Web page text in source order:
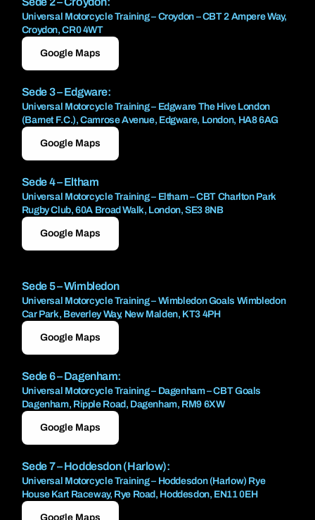
Universal Motorcycle Training – Croydon – CBT 2 Ampere Way,
Croydon, CR0 4WT
Google Maps
Sede 3 – Edgware:
Universal Motorcycle Training – Edgware The Hive London
(Barnet F.C.), Camrose Avenue, Edgware, London, HA8 6AG
Google Maps
Sede 4 – Eltham
Universal Motorcycle Training – Eltham – CBT Charlton Park
Rugby Club, 60A Broad Walk, London, SE3 8NB
Google Maps
Sede 5 – Wimbledon
Universal Motorcycle Training – Wimbledon Goals Wimbledon
Car Park, Beverley Way, New Malden, KT3 4PH
Google Maps
Sede 6 – Dagenham:
Universal Motorcycle Training – Dagenham – CBT Goals
Dagenham, Ripple Road, Dagenham, RM9 6XW
Google Maps
Sede 7 – Hoddesdon (Harlow):
Universal Motorcycle Training – Hoddesdon (Harlow) Rye
House Kart Raceway, Rye Road, Hoddesdon, EN11 0EH
Google Maps